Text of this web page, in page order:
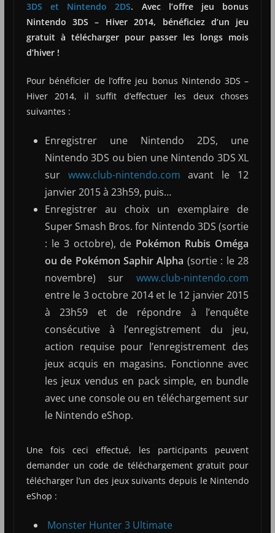
3DS et Nintendo 2DS. Avec l’offre jeu bonus
Nintendo 3DS – Hiver 2014, bénéficiez d’un jeu
gratuit à télécharger pour passer les longs mois
d’hiver !
Pour bénéficier de l’offre jeu bonus Nintendo 3DS –
Hiver 2014, il suffit d’effectuer les deux choses
suivantes :
Enregistrer une Nintendo 2DS, une
Nintendo 3DS ou bien une Nintendo 3DS XL
sur www.club-nintendo.com avant le 12
janvier 2015 à 23h59, puis…
Enregistrer au choix un exemplaire de
Super Smash Bros. for Nintendo 3DS (sortie
: le 3 octobre), de Pokémon Rubis Oméga
ou de Pokémon Saphir Alpha (sortie : le 28
novembre) surwww.club-nintendo.com
entre le 3 octobre 2014 et le 12 janvier 2015
à 23h59 et de répondre à l’enquête
consécutive à l’enregistrement du jeu,
action requise pour l’enregistrement des
jeux acquis en magasins. Fonctionne avec
les jeux vendus en pack simple, en bundle
avec une console ou en téléchargement sur
le Nintendo eShop.
Une fois ceci effectué, les participants peuvent
demander un code de téléchargement gratuit pour
télécharger l’un des jeux suivants depuis le Nintendo
eShop :
Monster Hunter 3 Ultimate